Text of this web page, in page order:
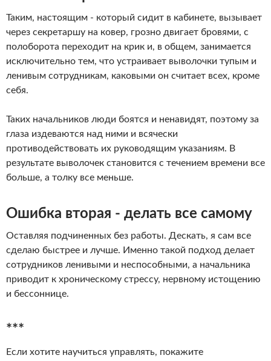
Таким, настоящим - который сидит в кабинете, вызывает
через секретаршу на ковер, грозно двигает бровями, с
полоборота переходит на крик и, в общем, занимается
исключительно тем, что устраивает выволочки тупым и
ленивым сотрудникам, каковыми он считает всех, кроме
себя.
Таких начальников люди боятся и ненавидят, поэтому за
глаза издеваются над ними и всячески
противодействовать их руководящим указаниям. В
результате выволочек становится с течением времени все
больше, а толку все меньше.
Ошибка вторая - делать все самому
Оставляя подчиненных без работы. Дескать, я сам все
сделаю быстрее и лучше. Именно такой подход делает
сотрудников ленивыми и неспособными, а начальника
приводит к хроническому стрессу, нервному истощению
и бессоннице.
***
Если хотите научиться управлять, покажите